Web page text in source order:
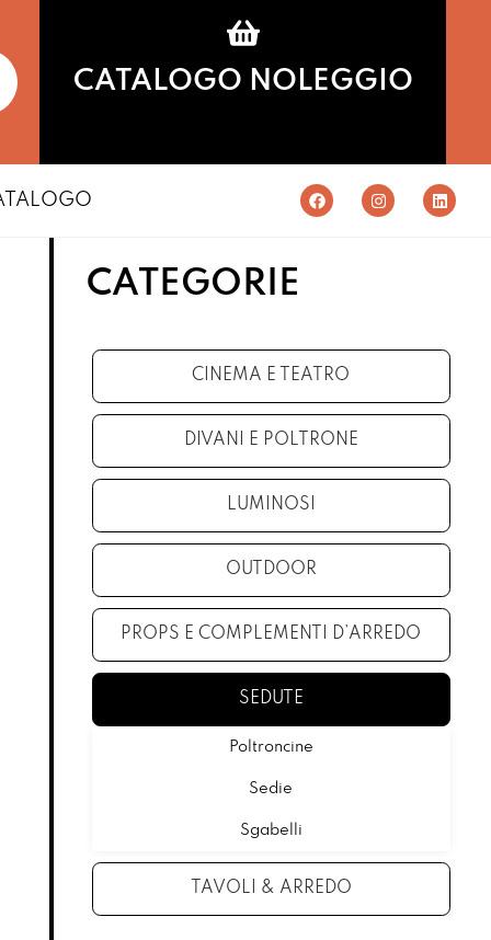
CATALOGO NOLEGGIO
CATEGORIE
CINEMA E TEATRO
DIVANI E POLTRONE
LUMINOSI
OUTDOOR
PROPS E COMPLEMENTI D’ARREDO
SEDUTE
Poltroncine
Sedie
Sgabelli
TAVOLI & ARREDO